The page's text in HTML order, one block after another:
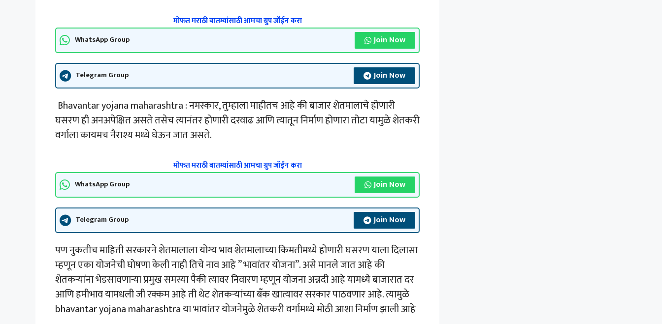
मोफत मराठी बातम्यांसाठी आमचा ग्रुप जॉईन करा
WhatsApp Group Join Now
Telegram Group Join Now
Bhavantar yojana maharashtra : नमस्कार, तुम्हाला माहीतच आहे की बाजार शेतमालाचे होणारी
घसरण ही अनअपेक्षित असते तसेच त्यानंतर होणारी दरवाढ आणि त्यातून निर्माण होणारा तोटा यामुळे शेतकरी
वर्गाला कायमच नैराश्य मध्ये घेऊन जात असते.
मोफत मराठी बातम्यांसाठी आमचा ग्रुप जॉईन करा
WhatsApp Group Join Now
Telegram Group Join Now
पण नुकतीच माहिती सरकारने शेतमालाला योग्य भाव शेतमालाच्या किमतीमध्ये होणारी घसरण याला दिलासा
म्हणून एका योजनेची घोषणा केली नाही तिचे नाव आहे ” भावांतर योजना”. असे मानले जात आहे की
शेतकऱ्यांना भेडसावणाऱ्या प्रमुख समस्या पैकी त्यावर निवारण म्हणून योजना अन्नदी आहे यामध्ये बाजारात दर
आणि हमीभाव यामधली जी रक्कम आहे ती थेट शेतकऱ्यांच्या बँक खात्यावर सरकार पाठवणार आहे. त्यामुळे
bhavantar yojana maharashtra या भावांतर योजनेमुळे शेतकरी वर्गामध्ये मोठी आशा निर्माण झाली आहे